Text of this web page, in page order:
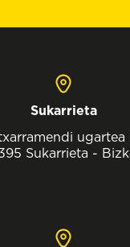
Sukarrieta
Sukarrieta -